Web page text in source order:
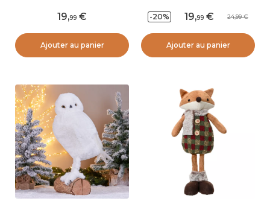
19,99
Ajouter au panier
-20% 19,99 24,99
Ajouter au panier